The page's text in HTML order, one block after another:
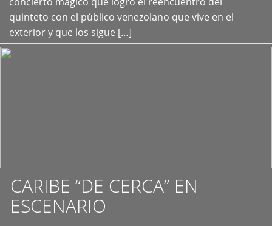
quinteto con el público venezolano que vive en el
exterior y que los sigue […]
CARIBE “DE CERCA” EN
ESCENARIO